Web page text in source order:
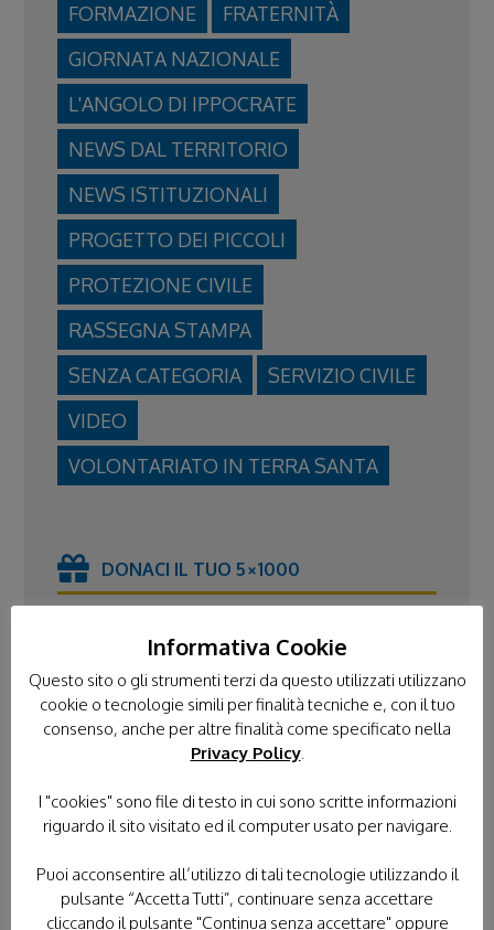
FORMAZIONE
FRATERNITÀ
GIORNATA NAZIONALE
L'ANGOLO DI IPPOCRATE
NEWS DAL TERRITORIO
NEWS ISTITUZIONALI
PROGETTO DEI PICCOLI
PROTEZIONE CIVILE
RASSEGNA STAMPA
SENZA CATEGORIA
SERVIZIO CIVILE
VIDEO
VOLONTARIATO IN TERRA SANTA
DONACI IL TUO 5×1000
TUTTI I PELLEGRINAGGI LOURDES
Informativa Cookie
Questo sito o gli strumenti terzi da questo utilizzati utilizzano
cookie o tecnologie simili per finalità tecniche e, con il tuo
consenso, anche per altre finalità come specificato nella
Privacy Policy.
I "cookies" sono file di testo in cui sono scritte informazioni
riguardo il sito visitato ed il computer usato per navigare.
Puoi acconsentire all’utilizzo di tali tecnologie utilizzando il
pulsante “Accetta Tutti”, continuare senza accettare
cliccando il pulsante "Continua senza accettare" oppure